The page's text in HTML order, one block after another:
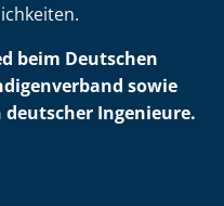
beim Deutschen
sowie
Ingenieure.